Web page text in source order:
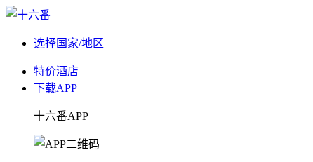
选择国家/地区
特价酒店
下载APP
十六番APP